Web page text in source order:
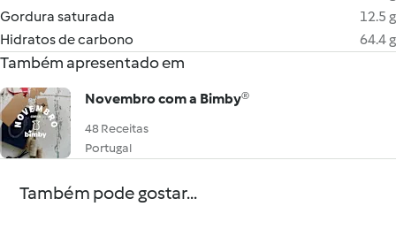
Gordura saturada
12.5 g
Hidratos de carbono
64.4 g
Também apresentado em
Novembro com a Bimby®
48 Receitas
Portugal
Também pode gostar...